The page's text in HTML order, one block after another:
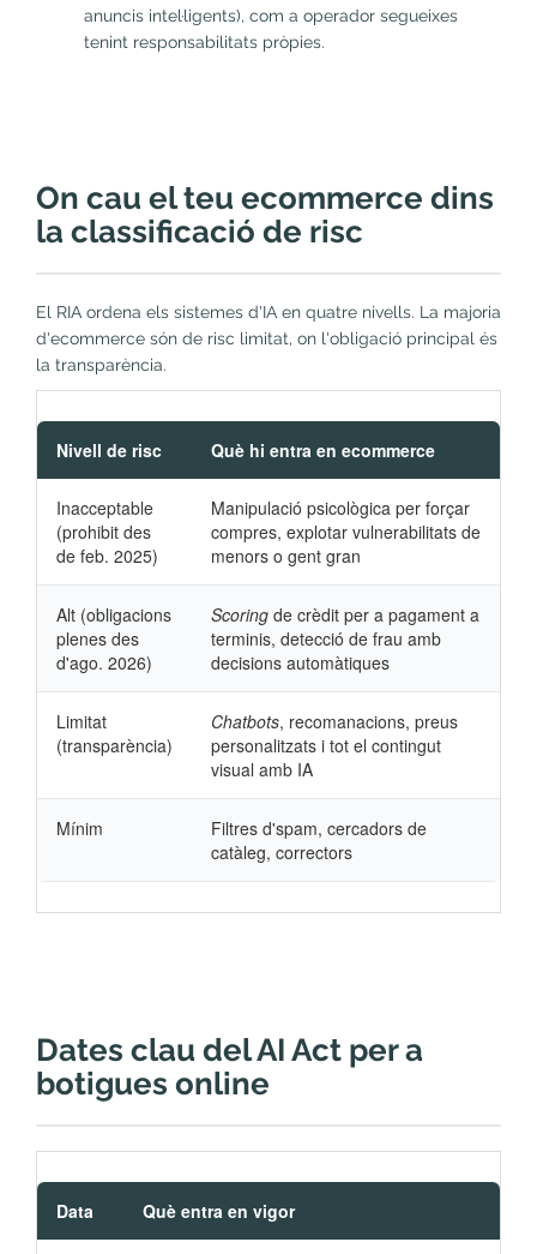
anuncis intel·ligents), com a operador segueixes
tenint responsabilitats pròpies.
On cau el teu ecommerce dins
la classificació de risc
El RIA ordena els sistemes d'IA en quatre nivells. La majoria
d'ecommerce són de risc limitat, on l'obligació principal és
la transparència.
Nivell de risc Què hi entra en ecommerce
Inacceptable
(prohibit des
de feb. 2025)
Manipulació psicològica per forçar
compres, explotar vulnerabilitats de
menors o gent gran
Alt (obligacions
plenes des
d'ago. 2026)
Scoring de crèdit per a pagament a
terminis, detecció de frau amb
decisions automàtiques
Limitat
(transparència)
Chatbots, recomanacions, preus
personalitzats i tot el contingut
visual amb IA
Mínim
Filtres d'spam, cercadors de
catàleg, correctors
Dates clau del AI Act per a
botigues online
Data Què entra en vigor